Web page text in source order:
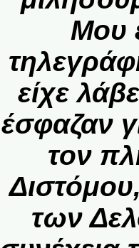
Μου
είχε
έσφαζαν
τον
των